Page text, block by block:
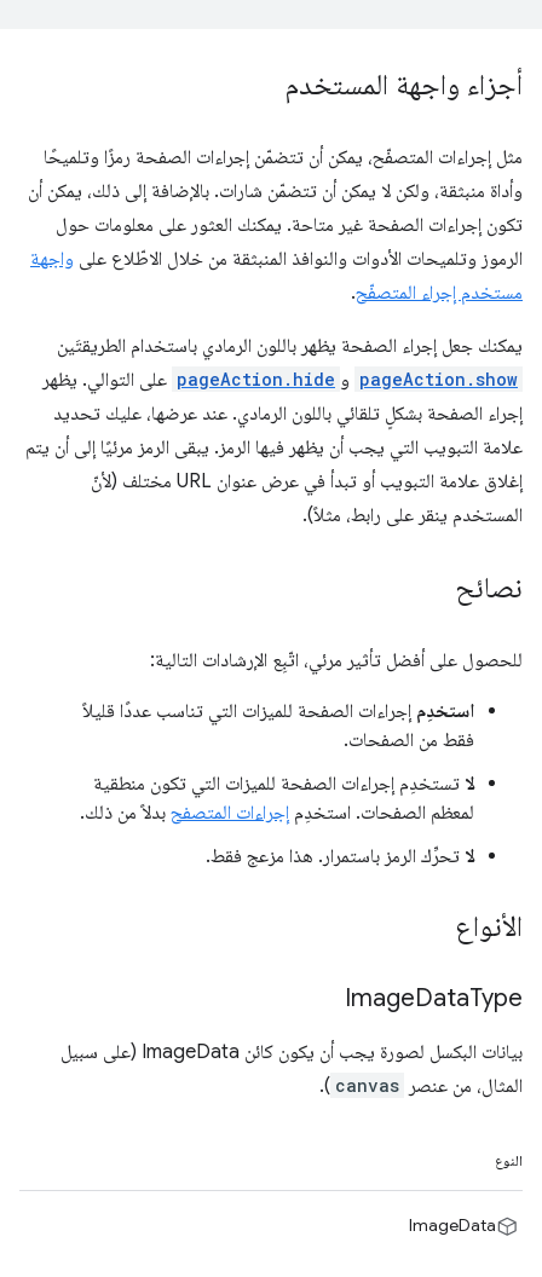
أجزاء واجهة المستخدم
مثل إجراءات المتصفّح، يمكن أن تتضمّن إجراءات الصفحة رمزًا وتلميحًا
وأداة منبثقة، ولكن لا يمكن أن تتضمّن شارات. بالإضافة إلى ذلك، يمكن أن
تكون إجراءات الصفحة غير متاحة. يمكنك العثور على معلومات حول
الرموز وتلميحات الأدوات والنوافذ المنبثقة من خلال الاطّلاع على واجهة
مستخدم إجراء المتصفّح.
يمكنك جعل إجراء الصفحة يظهر باللون الرمادي باستخدام الطريقتَين
pageAction.show و pageAction.hide على التوالي. يظهر
إجراء الصفحة بشكلٍ تلقائي باللون الرمادي. عند عرضها، عليك تحديد
علامة التبويب التي يجب أن يظهر فيها الرمز. يبقى الرمز مرئيًا إلى أن يتم
إغلاق علامة التبويب أو تبدأ في عرض عنوان URL مختلف (لأنّ
المستخدم ينقر على رابط، مثلاً).
نصائح
للحصول على أفضل تأثير مرئي، اتّبِع الإرشادات التالية:
استخدِم إجراءات الصفحة للميزات التي تناسب عددًا قليلاً
فقط من الصفحات.
لا تستخدِم إجراءات الصفحة للميزات التي تكون منطقية
لمعظم الصفحات. استخدِم إجراءات المتصفح بدلاً من ذلك.
لا تحرِّك الرمز باستمرار. هذا مزعج فقط.
الأنواع
ImageDataType
بيانات البكسل لصورة يجب أن يكون كائن ImageData (على سبيل
المثال، من عنصر canvas
).
النوع
ImageData